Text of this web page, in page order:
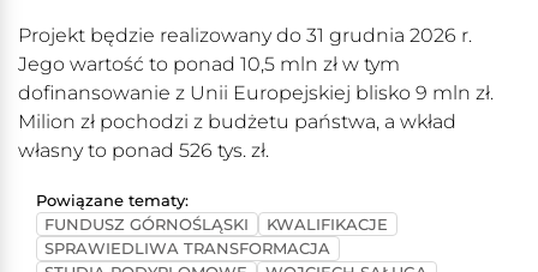
Projekt będzie realizowany do 31 grudnia 2026 r.
Jego wartość to ponad 10,5 mln zł w tym
dofinansowanie z Unii Europejskiej blisko 9 mln zł.
Milion zł pochodzi z budżetu państwa, a wkład
własny to ponad 526 tys. zł.
Powiązane tematy:
FUNDUSZ GÓRNOŚLĄSKI
KWALIFIKACJE
SPRAWIEDLIWA TRANSFORMACJA